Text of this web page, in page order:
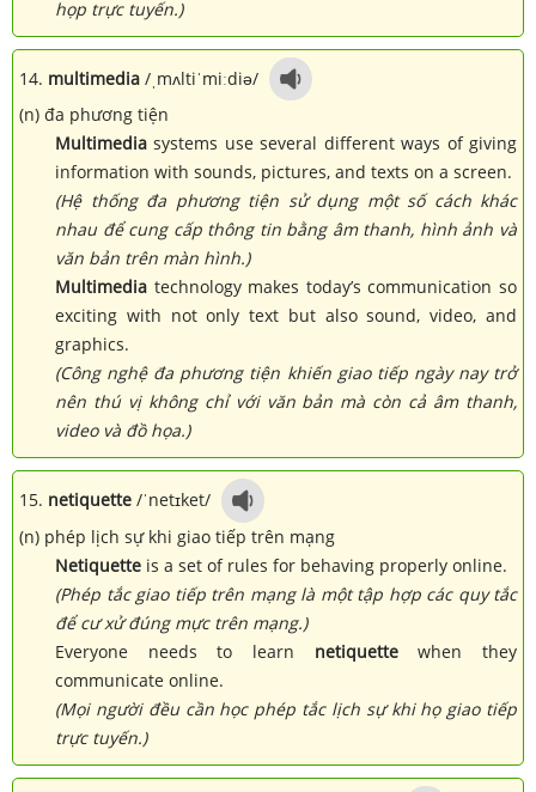
họp trực tuyến.)
14. multimedia /ˌmʌltiˈmiːdiə/
(n) đa phương tiện
Multimedia systems use several different ways of giving
information with sounds, pictures, and texts on a screen.
(Hệ thống đa phương tiện sử dụng một số cách khác
nhau để cung cấp thông tin bằng âm thanh, hình ảnh và
văn bản trên màn hình.)
Multimedia technology makes today’s communication so
exciting with not only text but also sound, video, and
graphics.
(Công nghệ đa phương tiện khiến giao tiếp ngày nay trở
nên thú vị không chỉ với văn bản mà còn cả âm thanh,
video và đồ họa.)
15. netiquette /ˈnetɪket/
(n) phép lịch sự khi giao tiếp trên mạng
Netiquette is a set of rules for behaving properly online.
(Phép tắc giao tiếp trên mạng là một tập hợp các quy tắc
để cư xử đúng mực trên mạng.)
Everyone needs to learn netiquettewhen they
communicate online.
(Mọi người đều cần học phép tắc lịch sự khi họ giao tiếp
trực tuyến.)